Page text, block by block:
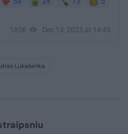
Lukašenka